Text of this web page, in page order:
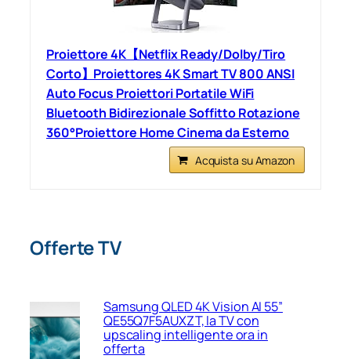
Proiettore 4K【Netflix Ready/Dolby/Tiro
Corto】Proiettores 4K Smart TV 800 ANSI
Auto Focus Proiettori Portatile WiFi
Bluetooth Bidirezionale Soffitto Rotazione
360°Proiettore Home Cinema da Esterno
Acquista su Amazon
Offerte TV
Samsung QLED 4K Vision AI 55”
QE55Q7F5AUXZT, la TV con
upscaling intelligente ora in
offerta